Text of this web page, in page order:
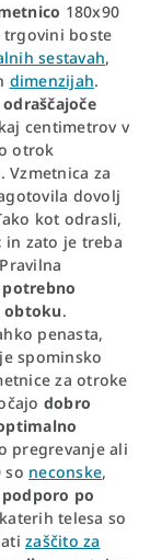
180x90
trgovini boste
sestavah,
dimenzijah.
centimetrov v
otrok
za
dovolj
kot odrasli,
in zato je treba
potrebno
obtoku.
penasta,
spominsko
za otroke
dobro
pregrevanje ali
so neconske,
po
telesa so
zaščito za